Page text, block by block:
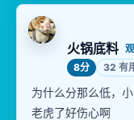
火锅底料
8分
32 有
为什么分那么低，
老虎了好伤心啊